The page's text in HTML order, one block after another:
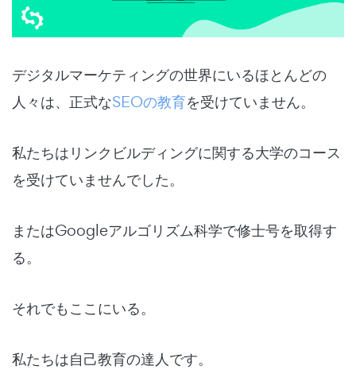
デジタルマーケティングの世界にいるほとんどの
人々は、正式なSEOの教育を受けていません。
私たちはリンクビルディングに関する大学のコース
を受けていませんでした。
またはGoogleアルゴリズム科学で修士号を取得す
る。
それでもここにいる。
私たちは自己教育の達人です。